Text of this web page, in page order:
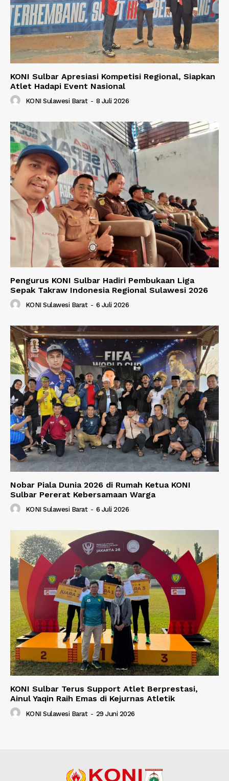
KONI Sulbar Apresiasi Kompetisi Regional, Siapkan
Atlet Hadapi Event Nasional
KONI Sulawesi Barat - 8 Juli 2026
Pengurus KONI Sulbar Hadiri Pembukaan Liga
Sepak Takraw Indonesia Regional Sulawesi 2026
KONI Sulawesi Barat - 6 Juli 2026
Nobar Piala Dunia 2026 di Rumah Ketua KONI
Sulbar Pererat Kebersamaan Warga
KONI Sulawesi Barat - 6 Juli 2026
KONI Sulbar Terus Support Atlet Berprestasi,
Ainul Yaqin Raih Emas di Kejurnas Atletik
KONI Sulawesi Barat - 29 Juni 2026